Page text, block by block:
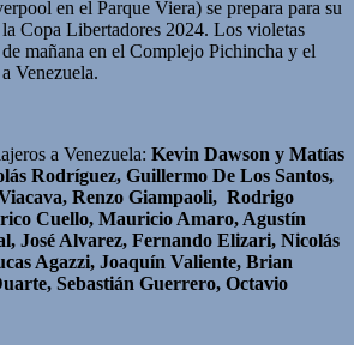
en el Parque Viera) se prepara para su
la Copa Libertadores 2024. Los violetas
mañana en el Complejo Pichincha y el
Venezuela.
a Venezuela: Kevin Dawson y Matías
Rodríguez, Guillermo De Los Santos,
Renzo Giampaoli, Rodrigo
Cuello, Mauricio Amaro, Agustín
José Alvarez, Fernando Elizari, Nicolás
Agazzi, Joaquín Valiente, Brian
Sebastián Guerrero, Octavio